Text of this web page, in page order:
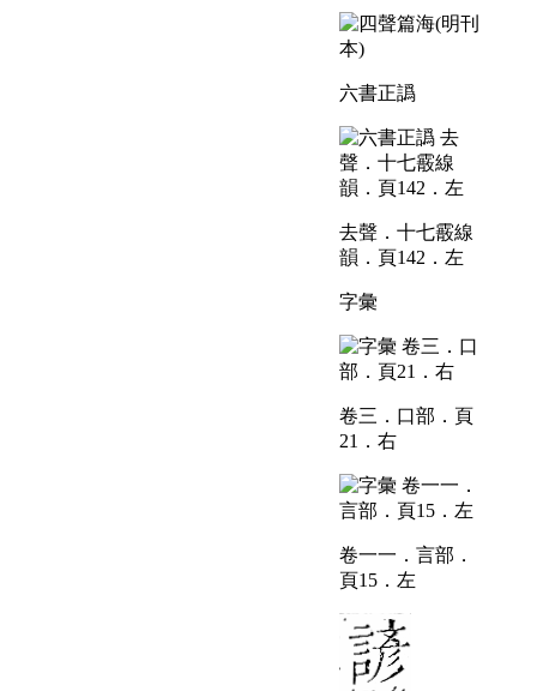
六書正譌
去聲．十七霰線
韻．頁142．左
字彙
卷三．口部．頁
21．右
卷一一．言部．
頁15．左